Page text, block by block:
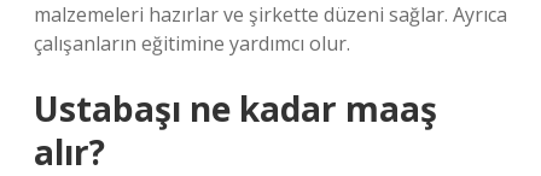
malzemeleri hazırlar ve şirkette düzeni sağlar. Ayrıca
çalışanların eğitimine yardımcı olur.
Ustabaşı ne kadar maaş
alır?